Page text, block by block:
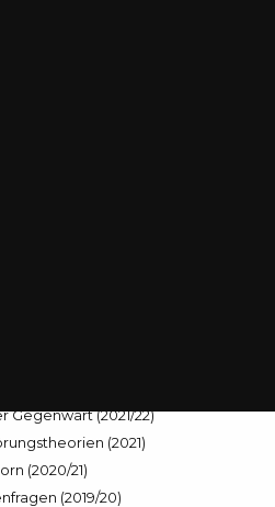
Gegenwart (2021/22)
(2021)
(2020/21)
(2019/20)